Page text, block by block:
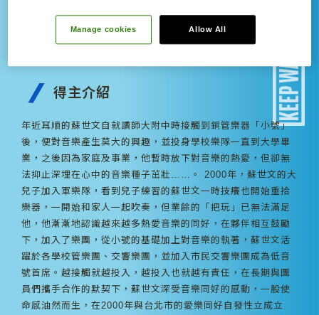
之心，淨化社會暴戾之氣
得主介紹
年近耳順的蘇世文自就讀師大附中時接觸到銅管樂器「小號」
後，便對音樂產生莫大的興趣，並投身學校樂隊一直到大學畢
業，之後因為家庭及事業，他暫時放下對音樂的熱愛，但卻無
法抑止深埋在心中的音樂種子茁壯……。 2000年，蘇世文的大
兒子加入軍樂隊，看到兒子練習的蘇世文一時技癢也開始重拾
樂器，一開始和家人一起吹奏，但業餘的「把玩」已無法滿足
他，他漸漸地認識越來越多熱愛音樂的同好，在夥伴相互鼓勵
下，加入了樂團，從小號的基礎加上對音樂的執著，蘇世文活
躍於各學校管樂團、交響樂團，並加入市民交響樂團成為低音
號首席。越接觸就越投入，越投入也就越有責任，在長期與團
員們攜手合作的默契下，蘇世文深受音樂同好的感動，一股使
命感油然而生，在2000年與台北市的愛樂同好自發性立成立
Allow All
Manage cookies